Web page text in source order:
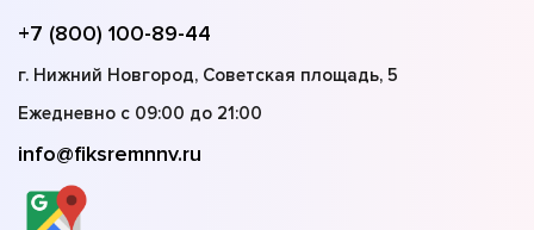
+7 (800) 100-89-44
г. Нижний Новгород, Советская площадь, 5
Ежедневно с 09:00 до 21:00
info@fiksremnnv.ru